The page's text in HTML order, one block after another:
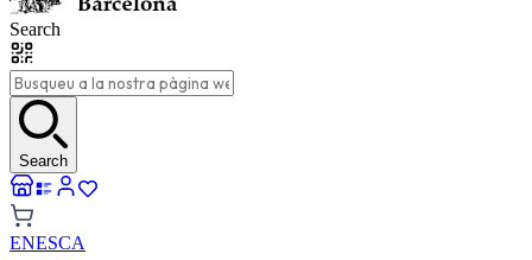
Search
Search
ENESCA